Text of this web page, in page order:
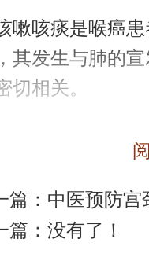
痰是喉癌患
其发生与肺的
切相关。
篇： 中医预防宫
篇：没有了！